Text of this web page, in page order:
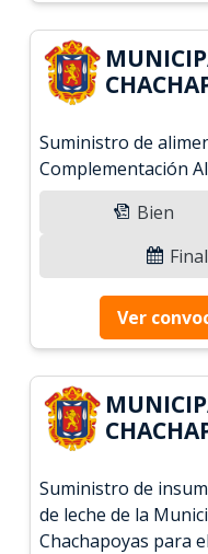
Suministro de
Complementación
Bien
Ver
Suministro de
de leche de la
Chachapoyas para